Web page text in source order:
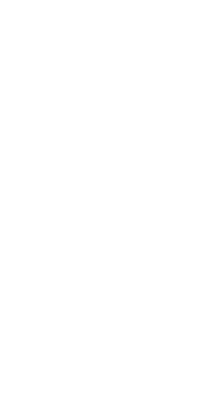
αστυνομικούς, οι οποίοι
εκπαίδευσή τους
καθήκοντα.
ο Δήμος παρέλαβε
οποία θα